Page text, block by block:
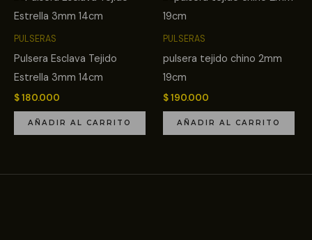
PULSERAS
Pulsera Esclava Tejido
Estrella 3mm 14cm
$180.000
AÑADIR AL CARRITO
PULSERAS
pulsera tejido chino 2mm
19cm
$190.000
AÑADIR AL CARRITO